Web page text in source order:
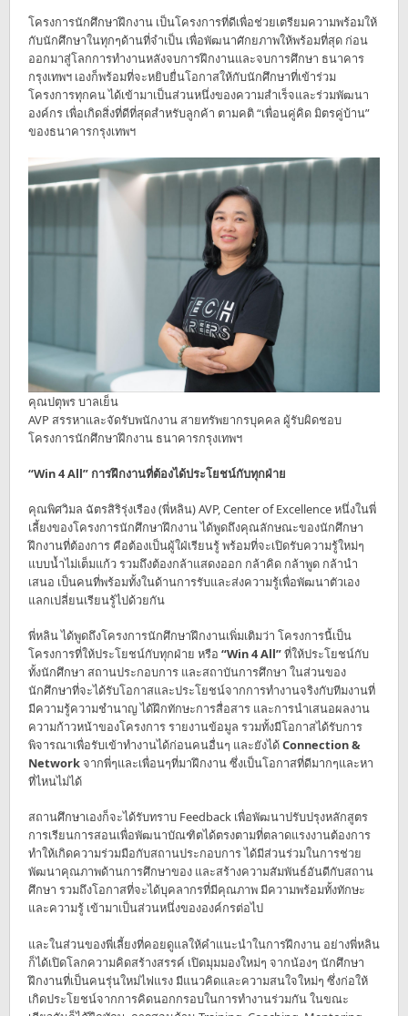
โครงการนักศึกษาฝึกงาน เป็นโครงการที่ดีเพื่อช่วยเตรียมความพร้อมให้
กับนักศึกษาในทุกๆด้านที่จำเป็น เพื่อพัฒนาศักยภาพให้พร้อมที่สุด ก่อน
ออกมาสู่โลกการทำงานหลังจบการฝึกงานและจบการศึกษา ธนาคาร
กรุงเทพฯ เองก็พร้อมที่จะหยิบยื่นโอกาสให้กับนักศึกษาที่เข้าร่วม
โครงการทุกคน ได้เข้ามาเป็นส่วนหนึ่งของความสำเร็จและร่วมพัฒนา
องค์กร เพื่อเกิดสิ่งที่ดีที่สุดสำหรับลูกค้า ตามคติ “เพื่อนคู่คิด มิตรคู่บ้าน”
ของธนาคารกรุงเทพฯ
คุณปตุพร บาลเย็น
AVP สรรหาและจัดรับพนักงาน สายทรัพยากรบุคคล ผู้รับผิดชอบ
โครงการนักศึกษาฝึกงาน ธนาคารกรุงเทพฯ
“Win 4 All” การฝึกงานที่ต้องได้ประโยชน์กับทุกฝ่าย
คุณพิศวิมล ฉัตรสิริรุ่งเรือง (พี่หลิน) AVP, Center of Excellence หนึ่งในพี่
เลี้ยงของโครงการนักศึกษาฝึกงาน ได้พูดถึงคุณลักษณะของนักศึกษา
ฝึกงานที่ต้องการ คือต้องเป็นผู้ใฝ่เรียนรู้ พร้อมที่จะเปิดรับความรู้ใหม่ๆ
แบบน้ำไม่เต็มแก้ว รวมถึงต้องกล้าแสดงออก กล้าคิด กล้าพูด กล้านำ
เสนอ เป็นคนที่พร้อมทั้งในด้านการรับและส่งความรู้เพื่อพัฒนาตัวเอง
แลกเปลี่ยนเรียนรู้ไปด้วยกัน
พี่หลิน ได้พูดถึงโครงการนักศึกษาฝึกงานเพิ่มเติมว่า โครงการนี้เป็น
โครงการที่ให้ประโยชน์กับทุกฝ่าย หรือ “Win 4 All”ที่ให้ประโยชน์กับ
ทั้งนักศึกษา สถานประกอบการ และสถาบันการศึกษา ในส่วนของ
นักศึกษาที่จะได้รับโอกาสและประโยชน์จากการทำงานจริงกับทีมงานที่
มีความรู้ความชำนาญ ได้ฝึกทักษะการสื่อสาร และการนำเสนอผลงาน
ความก้าวหน้าของโครงการ รายงานข้อมูล รวมทั้งมีโอกาสได้รับการ
พิจารณาเพื่อรับเข้าทำงานได้ก่อนคนอื่นๆ และยังได้Connection &
Networkจากพี่ๆและเพื่อนๆที่มาฝึกงาน ซึ่งเป็นโอกาสที่ดีมากๆและหา
ที่ไหนไม่ได้
สถานศึกษาเองก็จะได้รับทราบ Feedback เพื่อพัฒนาปรับปรุงหลักสูตร
การเรียนการสอนเพื่อพัฒนาบัณฑิตได้ตรงตามที่ตลาดแรงงานต้องการ
ทำให้เกิดความร่วมมือกับสถานประกอบการ ได้มีส่วนร่วมในการช่วย
พัฒนาคุณภาพด้านการศึกษาของ และสร้างความสัมพันธ์อันดีกับสถาน
ศึกษา รวมถึงโอกาสที่จะได้บุคลากรที่มีคุณภาพ มีความพร้อมทั้งทักษะ
และความรู้ เข้ามาเป็นส่วนหนึ่งขององค์กรต่อไป
และในส่วนของพี่เลี้ยงที่คอยดูแลให้คำแนะนำในการฝึกงาน อย่างพี่หลิน
ก็ได้เปิดโลกความคิดสร้างสรรค์ เปิดมุมมองใหม่ๆ จากน้องๆ นักศึกษา
ฝึกงานที่เป็นคนรุ่นใหม่ไฟแรง มีแนวคิดและความสนใจใหม่ๆ ซึ่งก่อให้
เกิดประโยชน์จากการคิดนอกกรอบในการทำงานร่วมกัน ในขณะ